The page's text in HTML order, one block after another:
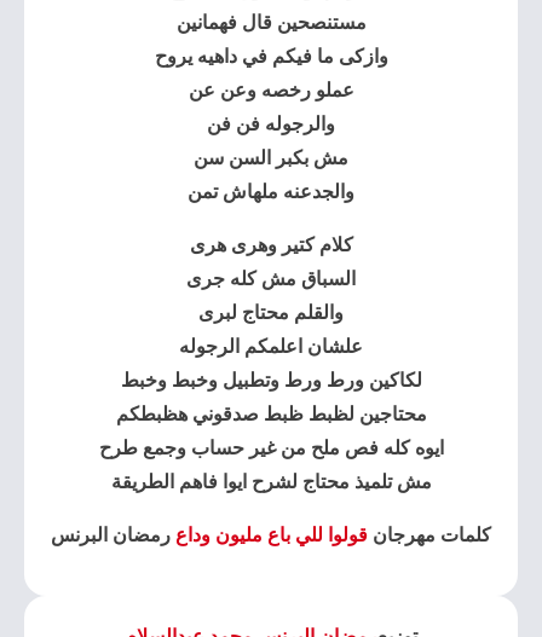
مستنصحين قال فهمانين
وازكى ما فيكم في داهيه يروح
عملو رخصه وعن عن
والرجوله فن فن
مش بكبر السن سن
والجدعنه ملهاش تمن
كلام كتير وهرى هرى
السباق مش كله جرى
والقلم محتاج لبرى
علشان اعلمكم الرجوله
لكاكين ورط ورط وتطبيل وخبط وخبط
محتاجين لظبط ظبط صدقوني هظبطكم
ايوه كله فص ملح من غير حساب وجمع طرح
مش تلميذ محتاج لشرح ايوا فاهم الطريقة
كلمات مهرجان قولوا للي باع مليون وداع رمضان البرنس